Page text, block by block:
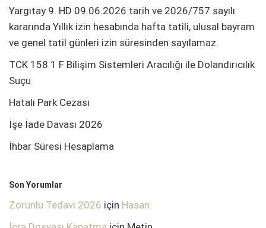
Yargıtay 9. HD 09.06.2026 tarih ve 2026/757 sayılı
kararında Yıllık izin hesabında hafta tatili, ulusal bayram
ve genel tatil günleri izin süresinden sayılamaz.
TCK 158 1 F Bilişim Sistemleri Aracılığı ile Dolandırıcılık
Suçu
Hatalı Park Cezası
İşe İade Davası 2026
İhbar Süresi Hesaplama
Son Yorumlar
Zorunlu Tedavi 2026 için Hasan